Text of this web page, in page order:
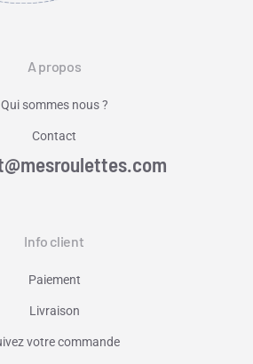
A propos
Qui sommes nous ?
Contact
Info client
Paiement
Livraison
votre commande